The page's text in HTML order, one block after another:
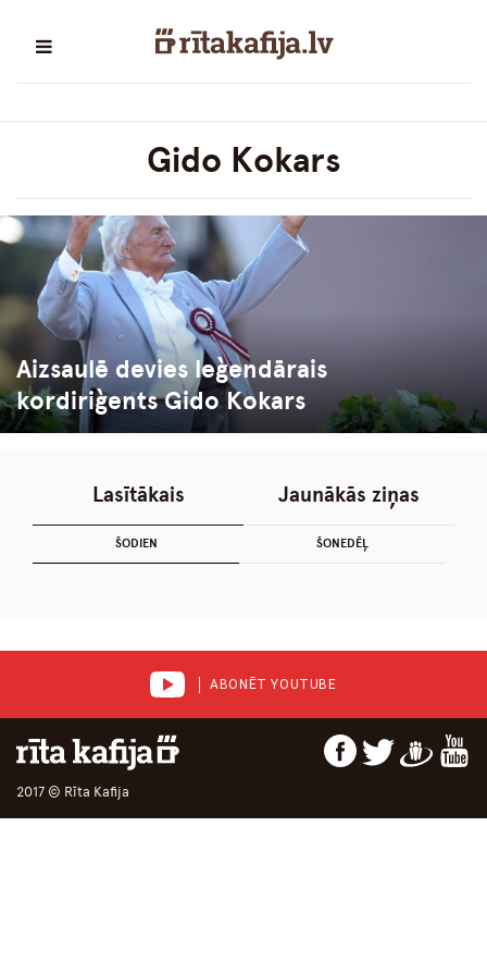
Gido Kokars
Aizsaulē devies leģendārais
kordiriģents Gido Kokars
Lasītākais
ŠODIEN ŠONEDĒĻ
Jaunākās ziņas
ABONĒT YOUTUBE
2017 © Rīta Kafija